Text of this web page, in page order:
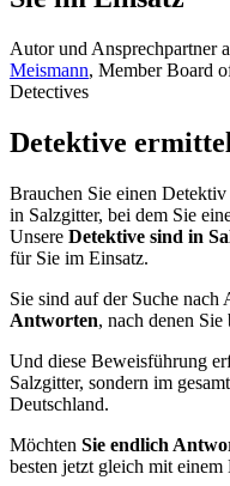
Autor und Ansprechpartner
Meismann, Member Board
Detectives
Detektive
Brauchen Sie einen
in Salzgitter, bei dem Sie
Unsere Detektive sind in
für Sie im Einsatz.
Sie sind auf der Suche nach
Antworten, nach denen
Und diese Beweisführung
Salzgitter, sondern im
Deutschland.
Möchten Sie endlich
besten jetzt gleich mit